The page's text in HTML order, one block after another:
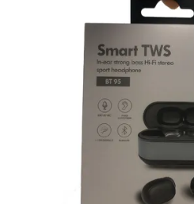
PRIVACY